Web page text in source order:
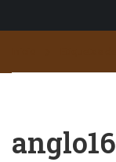
anglo16